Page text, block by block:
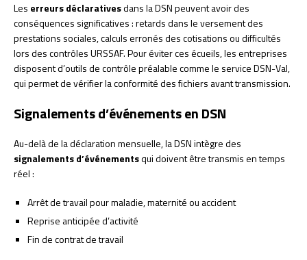
Les erreurs déclarativesdans la DSN peuvent avoir des
conséquences significatives : retards dans le versement des
prestations sociales, calculs erronés des cotisations ou difficultés
lors des contrôles URSSAF. Pour éviter ces écueils, les entreprises
disposent d’outils de contrôle préalable comme le service DSN-Val,
qui permet de vérifier la conformité des fichiers avant transmission.
Signalements d’événements en DSN
Au-delà de la déclaration mensuelle, la DSN intègre des
signalements d’événementsqui doivent être transmis en temps
réel :
Arrêt de travail pour maladie, maternité ou accident
Reprise anticipée d’activité
Fin de contrat de travail